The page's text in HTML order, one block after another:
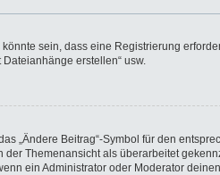
sein, dass eine Registrierung
erstellen“ usw.
„Ändere Beitrag“-Symbol für den
Themenansicht als überarbeitet
ein Administrator oder Moderator